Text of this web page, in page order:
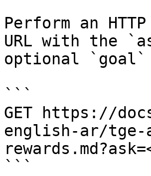
Perform an
URL with the
optional `goal`
```
GET https://
english-ar/tge-
```